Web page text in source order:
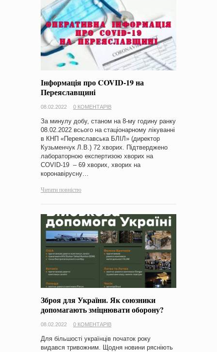
Інформація про COVID-19 на
Переяславщині
08.02.2022 0 КОМЕНТАРІВ
За минулу добу, станом на 8-му годину ранку
08.02.2022 всього на стаціонарному лікуванні
в КНП «Переяславська БЛІЛ» (директор
Кузьменчук Л.В.) 72 хворих. Підтверджено
лабораторною експертизою хворих на
COVID-19 – 69 хворих, хворих на
коронавірусну…
Читати повністю
Зброя для України. Як союзники
допомагають зміцнювати оборону?
08.02.2022 0 КОМЕНТАРІВ
Для більшості українців початок року
видався тривожним. Щодня новини рясніють